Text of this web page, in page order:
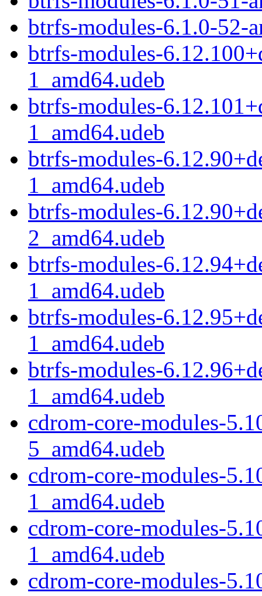
btrfs-modules-6.1.0-52-
btrfs-modules-
1_amd64.udeb
btrfs-modules-
1_amd64.udeb
btrfs-modules-
1_amd64.udeb
btrfs-modules-
2_amd64.udeb
btrfs-modules-
1_amd64.udeb
btrfs-modules-
1_amd64.udeb
btrfs-modules-
1_amd64.udeb
cdrom-core-modules-
5_amd64.udeb
cdrom-core-modules-
1_amd64.udeb
cdrom-core-modules-
1_amd64.udeb
cdrom-core-modules-